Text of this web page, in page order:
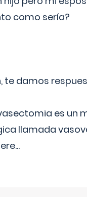
como sería?
te damos
es un
llamada
...